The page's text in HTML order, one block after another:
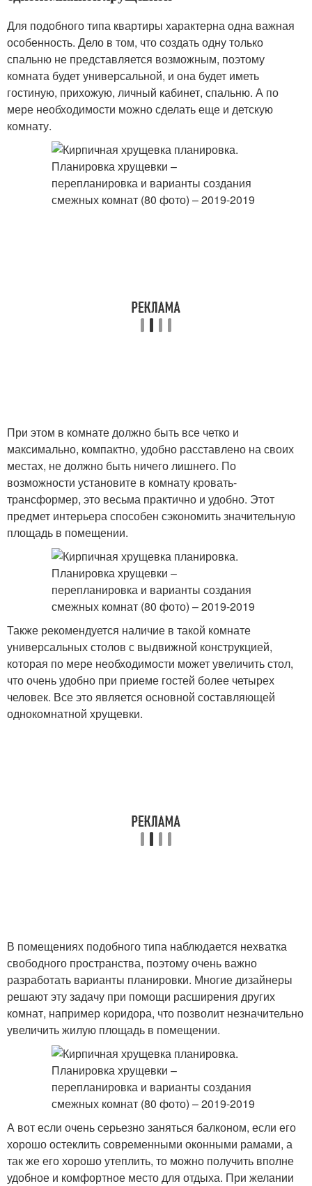
Для подобного типа квартиры характерна одна важная
особенность. Дело в том, что создать одну только
спальню не представляется возможным, поэтому
комната будет универсальной, и она будет иметь
гостиную, прихожую, личный кабинет, спальню. А по
мере необходимости можно сделать еще и детскую
комнату.
При этом в комнате должно быть все четко и
максимально, компактно, удобно расставлено на своих
местах, не должно быть ничего лишнего. По
возможности установите в комнату кровать-
трансформер, это весьма практично и удобно. Этот
предмет интерьера способен сэкономить значительную
площадь в помещении.
Также рекомендуется наличие в такой комнате
универсальных столов с выдвижной конструкцией,
которая по мере необходимости может увеличить стол,
что очень удобно при приеме гостей более четырех
человек. Все это является основной составляющей
однокомнатной хрущевки.
В помещениях подобного типа наблюдается нехватка
свободного пространства, поэтому очень важно
разработать варианты планировки. Многие дизайнеры
решают эту задачу при помощи расширения других
комнат, например коридора, что позволит незначительно
увеличить жилую площадь в помещении.
А вот если очень серьезно заняться балконом, если его
хорошо остеклить современными оконными рамами, а
так же его хорошо утеплить, то можно получить вполне
удобное и комфортное место для отдыха. При желании